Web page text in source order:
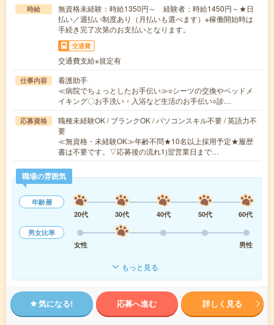
時給
無資格未経験：時給1350円～ 経験者：時給1450円～★日
払い／週払い制度あり（月払いも選べます）※稼働開始時は
手続き完了次第のお支払いとなります。
交通費
交通費支給※規定有
仕事内容
看護助手
≪病院でちょっとしたお手伝い≫○シーツの交換やベッドメ
イキング〇お手洗い・入浴など生活のお手伝い○診…
応募資格
職種未経験OK / ブランクOK / パソコンスキル不要 / 英語力不
要
≪無資格・未経験OK≫年齢不問★10名以上採用予定★履歴
書は不要です。▽応募後の流れ1)翌営業日まで…
職場の雰囲気
年齢層
20代
30代 40代 50代
60代
男女比率
女性
男性
もっと見る
気になる! 応募へ進む 詳しく見る